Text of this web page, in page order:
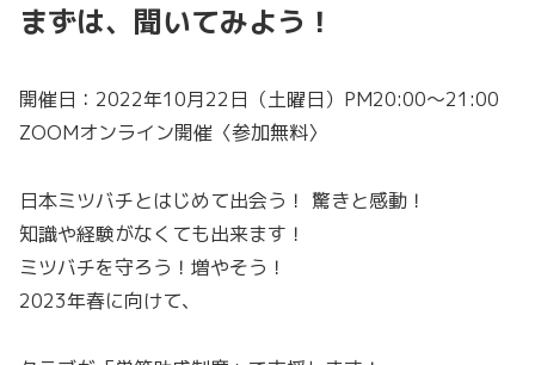
まずは、聞いてみよう！
開催日：2022年10月22日（土曜日）PM20:00～21:00
ZOOMオンライン開催〈参加無料〉
日本ミツバチとはじめて出会う！ 驚きと感動！
知識や経験がなくても出来ます！
ミツバチを守ろう！増やそう！
2023年春に向けて、